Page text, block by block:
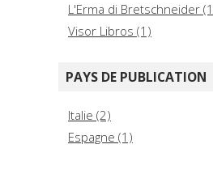
L'Erma di Bretschneider
Visor Libros (1)
PAYS DE PUBLICATION
Italie (2)
Espagne (1)